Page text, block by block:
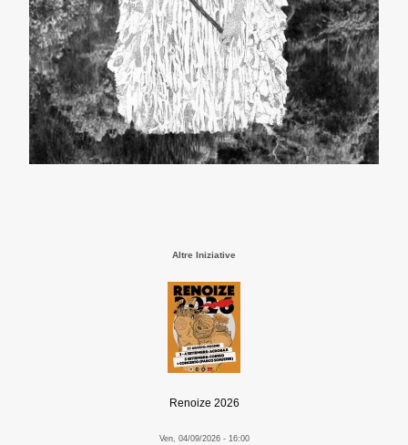
Altre Iniziative
Renoize 2026
Ven, 04/09/2026 - 16:00